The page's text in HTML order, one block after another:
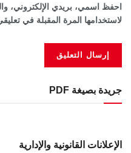
احفظ اسمي، بريدي الإلكتروني،
لاستخدامها المرة المقبلة في
جريدة بصيغة PDF
الإعلانات القانونية والإدارية